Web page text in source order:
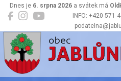
INFO: +420 571
Dnes je 6. srpna 2026a svátek má
Jablůnka